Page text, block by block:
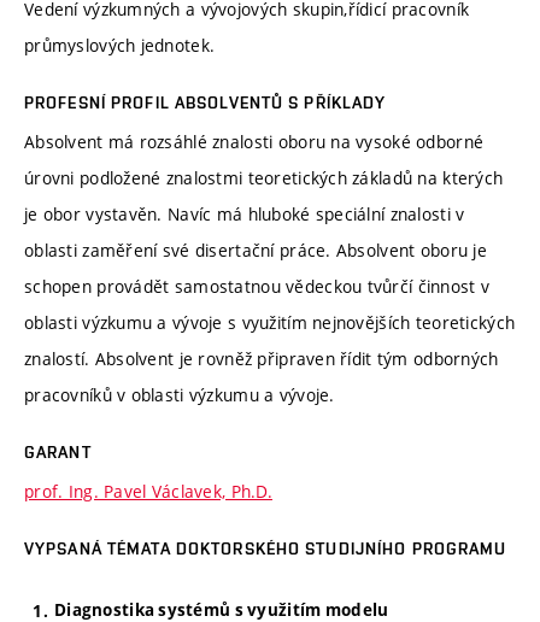
Vedení výzkumných a vývojových skupin,řídicí pracovník
průmyslových jednotek.
PROFESNÍ PROFIL ABSOLVENTŮ S PŘÍKLADY
Absolvent má rozsáhlé znalosti oboru na vysoké odborné
úrovni podložené znalostmi teoretických základů na kterých
je obor vystavěn. Navíc má hluboké speciální znalosti v
oblasti zaměření své disertační práce. Absolvent oboru je
schopen provádět samostatnou vědeckou tvůrčí činnost v
oblasti výzkumu a vývoje s využitím nejnovějších teoretických
znalostí. Absolvent je rovněž připraven řídit tým odborných
pracovníků v oblasti výzkumu a vývoje.
GARANT
prof. Ing. Pavel Václavek, Ph.D.
VYPSANÁ TÉMATA DOKTORSKÉHO STUDIJNÍHO PROGRAMU
Diagnostika systémů s využitím modelu